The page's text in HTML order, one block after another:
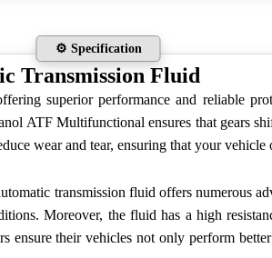
⚙️ Specification
Transmission Fluid
superior performance and reliable
ATF Multifunctional ensures that gears
wear and tear, ensuring that your vehicle
transmission fluid offers numerous
Moreover, the fluid has a high
their vehicles not only perform